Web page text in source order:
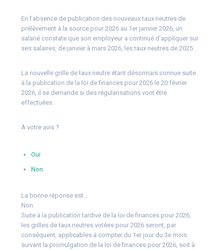
En l’absence de publication des nouveaux taux neutres de
prélèvement à la source pour 2026 au 1er janvier 2026, un
salarié constate que son employeur a continué d’appliquer sur
ses salaires, de janvier à mars 2026, les taux neutres de 2025.
La nouvelle grille de taux neutre étant désormais connue suite
à la publication de la loi de finances pour 2026 le 20 février
2026, il se demande si des régularisations vont être
effectuées.
À votre avis ?
Oui
Non
La bonne réponse est…
Non
Suite à la publication tardive de la loi de finances pour 2026,
les grilles de taux neutres votées pour 2026 seront, par
conséquent, applicables à compter du 1er jour du 3e mois
suivant la promulgation de la loi de finances pour 2026, soit à